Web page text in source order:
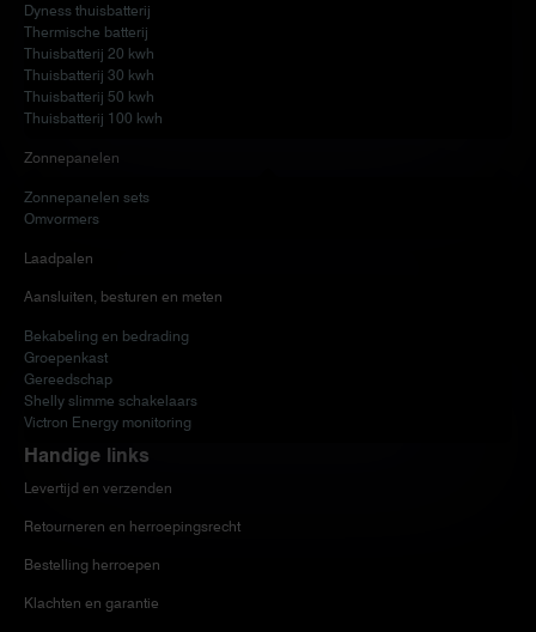
Dyness thuisbatterij
Thermische batterij
Thuisbatterij 20 kwh
Thuisbatterij 30 kwh
Thuisbatterij 50 kwh
Thuisbatterij 100 kwh
Zonnepanelen
Zonnepanelen sets
Omvormers
Laadpalen
Aansluiten, besturen en meten
Bekabeling en bedrading
Groepenkast
Gereedschap
Shelly slimme schakelaars
Victron Energy monitoring
Handige links
Levertijd en verzenden
Retourneren en herroepingsrecht
Bestelling herroepen
Klachten en garantie